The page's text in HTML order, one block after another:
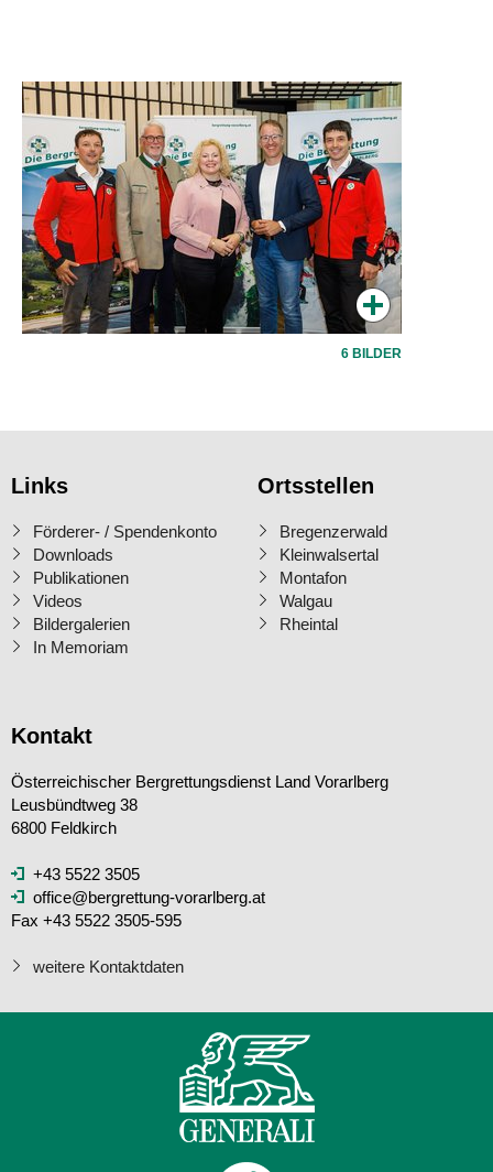
6 BILDER
Links
Förderer- / Spendenkonto
Downloads
Publikationen
Videos
Bildergalerien
In Memoriam
Ortsstellen
Bregenzerwald
Kleinwalsertal
Montafon
Walgau
Rheintal
Kontakt
Österreichischer Bergrettungsdienst Land Vorarlberg
Leusbündtweg 38
6800 Feldkirch
+43 5522 3505
office@bergrettung-vorarlberg.at
Fax +43 5522 3505-595
weitere Kontaktdaten